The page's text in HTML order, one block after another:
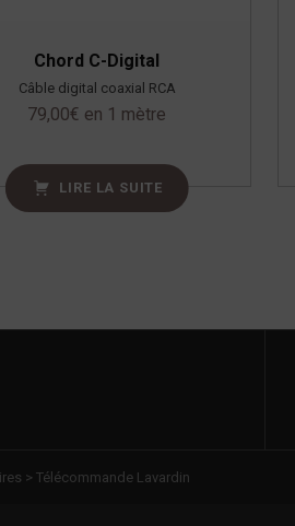
Chord C-Digital
Câble digital coaxial RCA
79,00€ en 1 mètre
LIRE LA SUITE
> Télécommande Lavardin